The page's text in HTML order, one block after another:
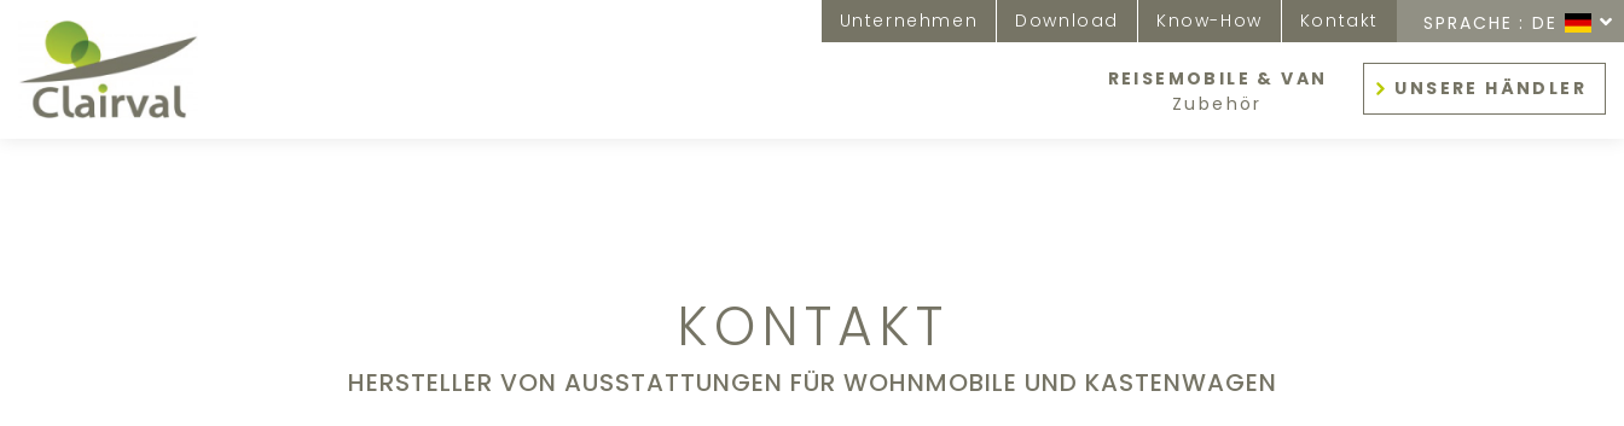
SPRACHE :DE
Unternehmen Download Know-How Kontakt
REISEMOBILE & VAN
Zubehör
UNSERE HÄNDLER
KONTAKT
HERSTELLER VON AUSSTATTUNGEN FÜR WOHNMOBILE UND KASTENWAGEN